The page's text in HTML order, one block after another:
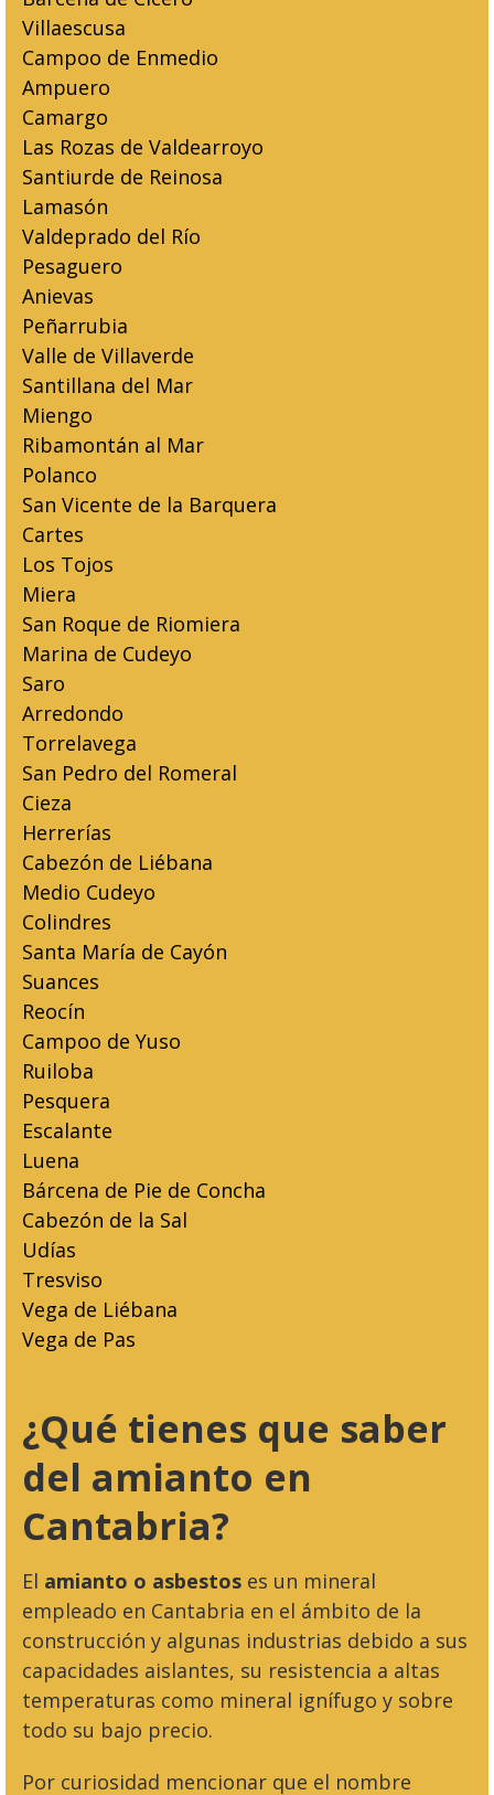
Villaescusa
Campoo de Enmedio
Ampuero
Camargo
Las Rozas de Valdearroyo
Santiurde de Reinosa
Lamasón
Valdeprado del Río
Pesaguero
Anievas
Peñarrubia
Valle de Villaverde
Santillana del Mar
Miengo
Ribamontán al Mar
Polanco
San Vicente de la Barquera
Cartes
Los Tojos
Miera
San Roque de Riomiera
Marina de Cudeyo
Saro
Arredondo
Torrelavega
San Pedro del Romeral
Cieza
Herrerías
Cabezón de Liébana
Medio Cudeyo
Colindres
Santa María de Cayón
Suances
Reocín
Campoo de Yuso
Ruiloba
Pesquera
Escalante
Luena
Bárcena de Pie de Concha
Cabezón de la Sal
Udías
Tresviso
Vega de Liébana
Vega de Pas
¿Qué tienes que saber
del amianto en
Cantabria?
El amianto o asbestos es un mineral
empleado en Cantabria en el ámbito de la
construcción y algunas industrias debido a sus
capacidades aislantes, su resistencia a altas
temperaturas como mineral ignífugo y sobre
todo su bajo precio.
Por curiosidad mencionar que el nombre